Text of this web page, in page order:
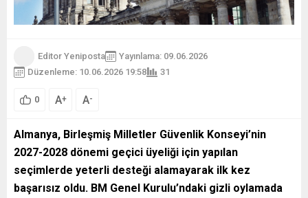
Editor Yeniposta
Yayınlama: 09.06.2026
Düzenleme: 10.06.2026 19:58
31
0 A+ A-
Almanya, Birleşmiş Milletler Güvenlik Konseyi’nin
2027-2028 dönemi geçici üyeliği için yapılan
seçimlerde yeterli desteği alamayarak ilk kez
başarısız oldu. BM Genel Kurulu’ndaki gizli oylamada